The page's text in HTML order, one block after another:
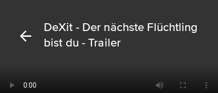
DeXit - Der nächste Flüchtling
bist du - Trailer